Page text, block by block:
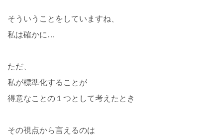
そういうことをしていますね、
私は確かに…
ただ、
私が標準化することが
得意なことの１つとして考えたとき
その視点から言えるのは